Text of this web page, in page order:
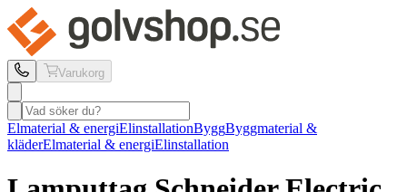
Varukorg
Elmaterial & energiElinstallationByggByggmaterial &
kläderElmaterial & energiElinstallation